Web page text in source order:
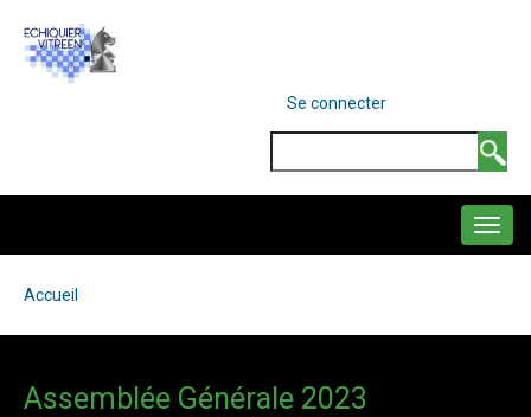
contenu
MENU
COMPTE
DE
Se connecter
d'Ariane
Accueil
Assemblée Générale 2023